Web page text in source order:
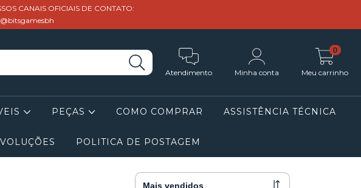
CANAIS OFICIAIS DE CONTATO:
@bitsgamesbh
Atendimento Minha conta Meu carrinho
0
PEÇAS COMO COMPRAR ASSISTÊNCIA TÉCNICA
POLITICA DE POSTAGEM